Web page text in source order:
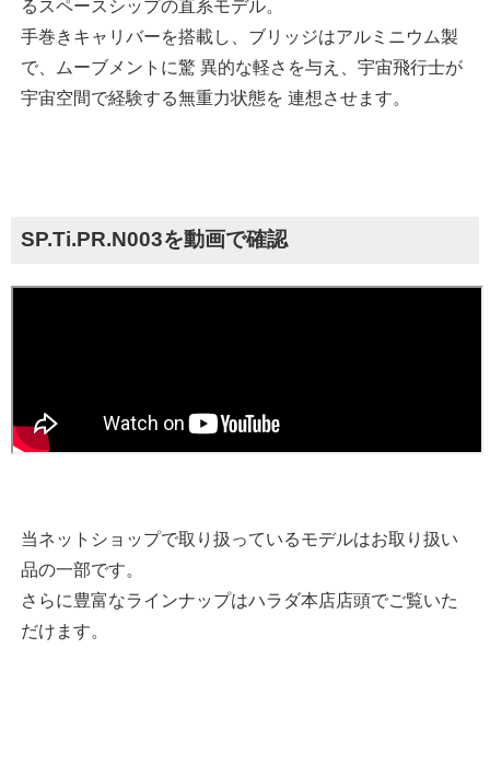
るスペースシップの直系モデル。
手巻きキャリバーを搭載し、ブリッジはアルミニウム製
で、ムーブメントに驚 異的な軽さを与え、宇宙飛行士が
宇宙空間で経験する無重力状態を 連想させます。
SP.Ti.PR.N003を動画で確認
当ネットショップで取り扱っているモデルはお取り扱い
品の一部です。
さらに豊富なラインナップはハラダ本店店頭でご覧いた
だけます。